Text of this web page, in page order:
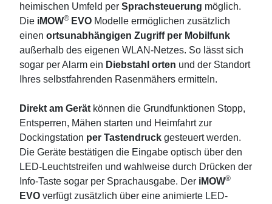
heimischen Umfeld per Sprachsteuerung möglich.
Die iMOW® EVO Modelle ermöglichen zusätzlich
einen ortsunabhängigen Zugriff per Mobilfunk
außerhalb des eigenen WLAN-Netzes. So lässt sich
sogar per Alarm ein Diebstahl orten und der Standort
Ihres selbstfahrenden Rasenmähers ermitteln.
Direkt am Gerät können die Grundfunktionen Stopp,
Entsperren, Mähen starten und Heimfahrt zur
Dockingstation per Tastendruck gesteuert werden.
Die Geräte bestätigen die Eingabe optisch über den
LED-Leuchtstreifen und wahlweise durch Drücken der
Info-Taste sogar per Sprachausgabe. Der iMOW®
EVO verfügt zusätzlich über eine animierte LED-